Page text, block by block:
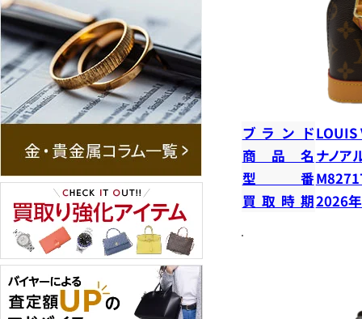
ブランドLOUIS
商品名 ナノア
型番
買取時期2026